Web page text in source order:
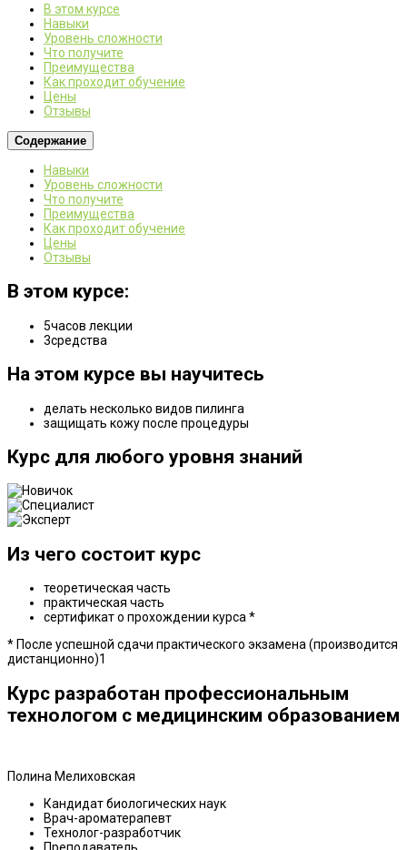
В этом курсе
Навыки
Уровень сложности
Что получите
Преимущества
Как проходит обучение
Цены
Отзывы
Содержание
Навыки
Уровень сложности
Что получите
Преимущества
Как проходит обучение
Цены
Отзывы
В этом курсе:
5часов лекции
3средства
На этом курсе вы научитесь
делать несколько видов пилинга
защищать кожу после процедуры
Курс для любого уровня знаний
Из чего состоит курс
теоретическая часть
практическая часть
сертификат о прохождении курса *
* После успешной сдачи практического экзамена (производится
дистанционно)1
Курс разработан профессиональным
технологом с медицинским образованием
Полина Мелиховская
Кандидат биологических наук
Врач-ароматерапевт
Технолог-разработчик